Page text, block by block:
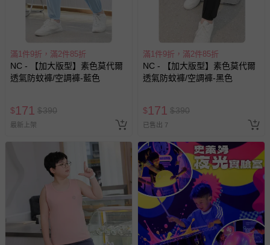
褲、紗布衣等）。
-接觸性孕哺產品（奶嘴、奶瓶、擠乳器、哺乳衣、托腹
帶束縛衣、餐搖椅等）。
-其他原廠盒裝商品封口處已貼上「不可拆封」，或具警
示字句等說明貼紙、封條者。
國際航空、客運、訂房等服務。
相關的退換貨辦理流程，可詳見：退換貨 & 退款問題
其他常見問題：
運送服務：目前提供的運送僅限台灣本島。如您位於離島地
區，可能會無法配送，或須依據商品需加收離島運費。廠商
亦保留出貨與否的權利。離島、偏遠地區、樓層親送等加價
費用，可能會另需加收。
商品實際的配達日期，可於訂單個人資料內的查詢訂單內，
已出貨通知之訊息為主。
滿1件9折，滿2件85折
NC - 【加大版型】素色莫代爾
透氣防蚊褲/空調褲-藍色
$171 $390
最新上架
滿1件9折，滿2件85折
NC - 【加大版型】素色莫代爾
透氣防蚊褲/空調褲-黑色
$171 $390
已售出 7